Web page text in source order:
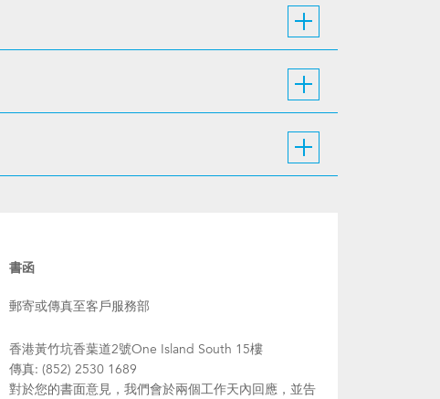
書函
郵寄或傳真至客戶服務部
香港黃竹坑香葉道2號One Island South 15樓
傳真: (852) 2530 1689
對於您的書面意見，我們會於兩個工作天內回應，並告